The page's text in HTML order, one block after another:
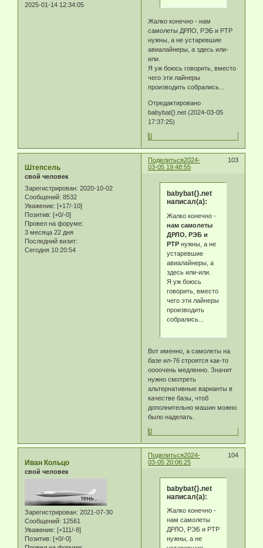
2025-01-14 12:34:05
Жалко конечно - нам
самолеты ДРЛО, РЭБ и РТР
нужны, а не устаревшие
авиалайнеры, а здесь или-
или.
Я уж боюсь говорить, вместо
чего эти лайнеры
производить собрались...
Отредактировано
babybat{}.net (2024-03-05
17:37:25)
0
Поделиться 103
2024-
03-05 19:48:55
Штепсель
свой человек
Зарегистрирован: 2020-10-02
Сообщений: 8532
Уважение: [+17/-10]
Позитив: [+0/-0]
Провел на форуме:
3 месяца 22 дня
Последний визит:
Сегодня 10:20:54
babybat{}.net
написал(а):
Жалко конечно -
нам самолеты
ДРЛО, РЭБ и
РТРнужны, а не
устаревшие
авиалайнеры, а
здесь или-или.
Я уж боюсь
говорить, вместо
чего эти лайнеры
производить
собрались...
Вот именно, а самолеты на
базе ил-76 строятся как-то
оооочень медленно. Значит
нужно смотреть
альтернативные варианты в
качестве базы, чтоб
дополнительно машин можно
было наделать.
0
Поделиться 104
2024-
03-05 20:06:25
Иван Кольцо
свой человек
Зарегистрирован: 2021-07-30
Сообщений: 12561
Уважение: [+111/-8]
Позитив: [+0/-0]
babybat{}.net
написал(а):
Жалко конечно -
нам самолеты
ДРЛО, РЭБ и РТР
нужны, а не